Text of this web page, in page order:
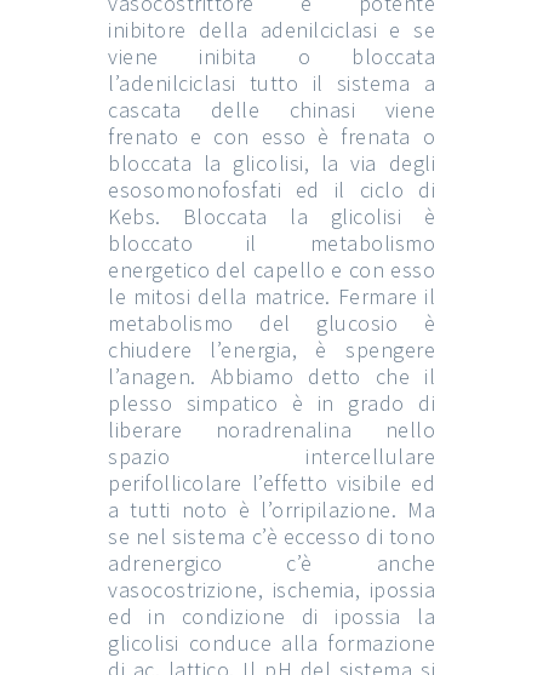
inibitore della adenilciclasi e se
viene inibita o bloccata
l’adenilciclasi tutto il sistema a
cascata delle chinasi viene
frenato e con esso è frenata o
bloccata la glicolisi, la via degli
esosomonofosfati ed il ciclo di
Kebs. Bloccata la glicolisi è
bloccato il metabolismo
energetico del capello e con esso
le mitosi della matrice. Fermare il
metabolismo del glucosio è
chiudere l’energia, è spengere
l’anagen. Abbiamo detto che il
plesso simpatico è in grado di
liberare noradrenalina nello
spazio intercellulare
perifollicolare l’effetto visibile ed
a tutti noto è l’orripilazione. Ma
se nel sistema c’è eccesso di tono
adrenergico c’è anche
vasocostrizione, ischemia, ipossia
ed in condizione di ipossia la
glicolisi conduce alla formazione